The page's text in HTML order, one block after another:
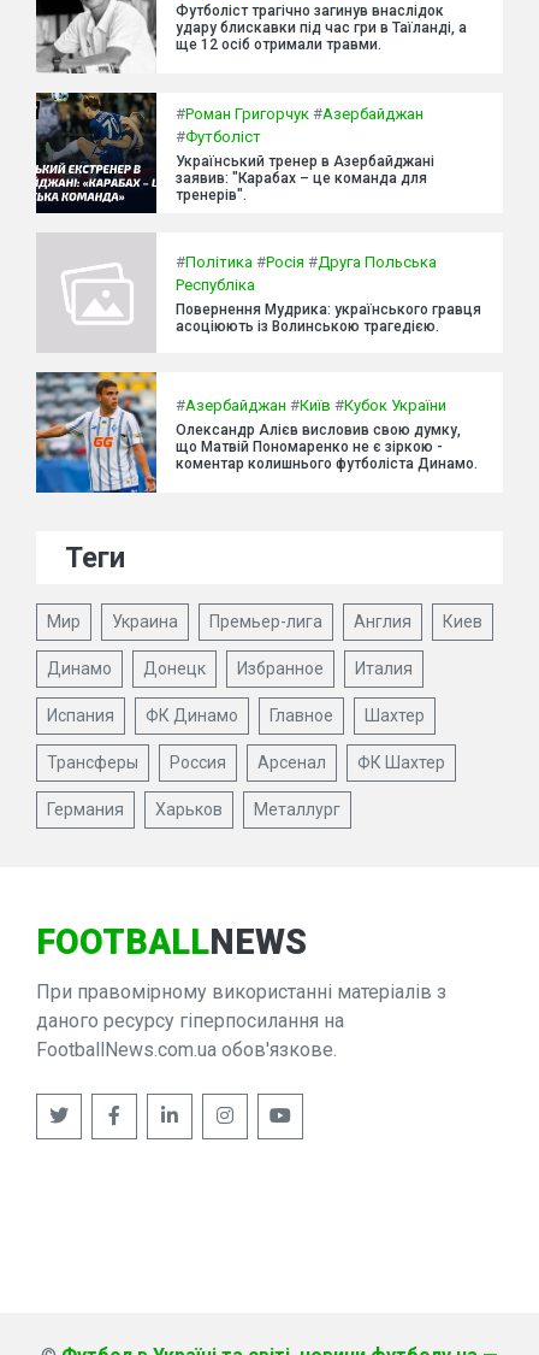
Футболіст трагічно загинув внаслідок
удару блискавки під час гри в Таїланді, а
ще 12 осіб отримали травми.
#Роман Григорчук #Азербайджан
#Футболіст
Український тренер в Азербайджані
заявив: "Карабах – це команда для
тренерів".
#Політика #Росія #Друга Польська
Республіка
Повернення Мудрика: українського гравця
асоціюють із Волинською трагедією.
#Азербайджан #Київ #Кубок України
Олександр Алієв висловив свою думку,
що Матвій Пономаренко не є зіркою -
коментар колишнього футболіста Динамо.
Теги
Мир Украина Премьер-лига Англия Киев
Динамо Донецк Избранное Италия
Испания ФК Динамо Главное Шахтер
Трансферы Россия Арсенал ФК Шахтер
Германия Харьков Металлург
FOOTBALLNEWS
При правомірному використанні матеріалів з
даного ресурсу гіперпосилання на
FootballNews.com.ua обов'язкове.